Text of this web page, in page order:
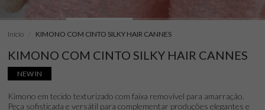
Início KIMONO COM CINTO SILKY HAIR CANNES
KIMONO COM CINTO SILKY HAIR CANNES
NEW IN
Kimono em tecido texturizado com faixa removível para amarração.
Peça sofisticada e versátil para complementar produções elegantes e